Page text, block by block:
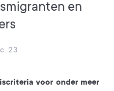
en
23
voor onder meer